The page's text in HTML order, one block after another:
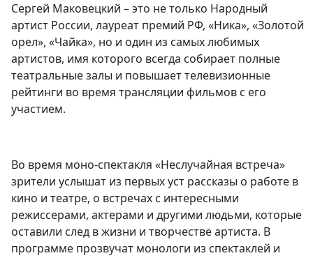
Сергей Маковецкий – это не только Народный
артист России, лауреат премий РФ, «Ника», «Золотой
орел», «Чайка», но и один из самых любимых
артистов, имя которого всегда собирает полные
театральные залы и повышает телевизионные
рейтинги во время трансляции фильмов с его
участием.
Во время моно-спектакля «Неслучайная встреча»
зрители услышат из первых уст рассказы о работе в
кино и театре, о встречах с интересными
режиссерами, актерами и другими людьми, которые
оставили след в жизни и творчестве артиста. В
программе прозвучат монологи из спектаклей и